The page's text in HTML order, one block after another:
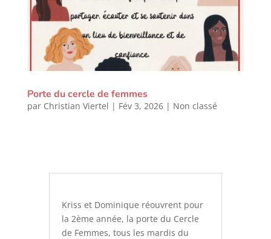
Porte du cercle de femmes
par Christian Viertel | Fév 3, 2026| Non classé
Kriss et Dominique réouvrent pour
la 2ème année, la porte du Cercle
de Femmes, tous les mardis du